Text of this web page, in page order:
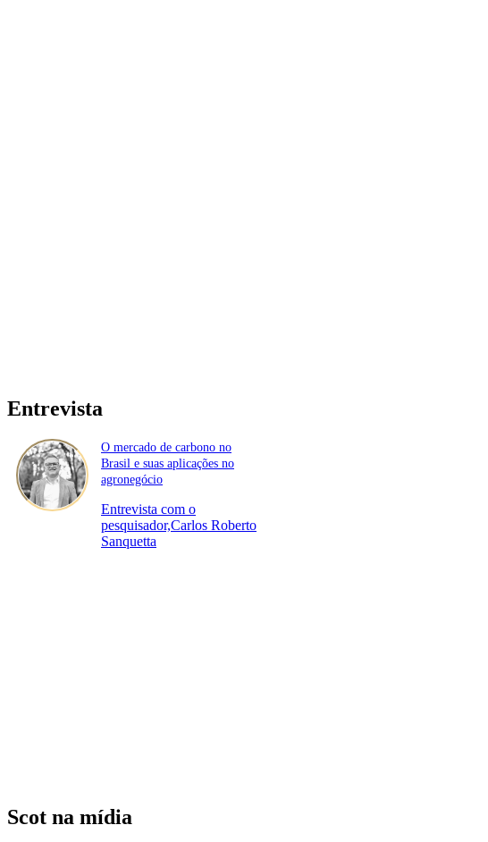
Entrevista
O mercado de carbono no
Brasil e suas aplicações no
agronegócio
Entrevista com o
pesquisador,Carlos Roberto
Sanquetta
Scot na mídia